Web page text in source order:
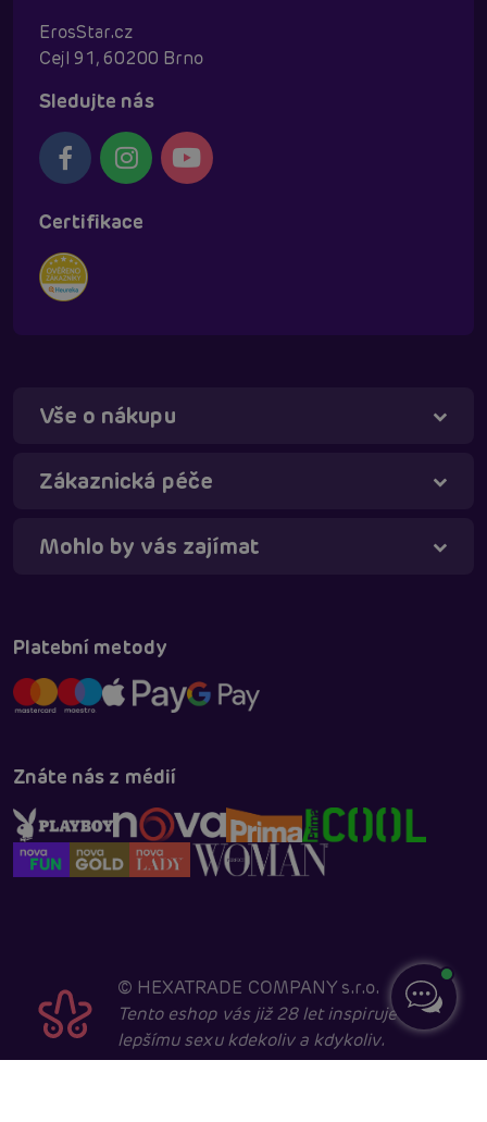
ErosStar.cz
Cejl 91, 60200 Brno
Sledujte nás
Certifikace
Vše o nákupu
Zákaznická péče
Mohlo by vás zajímat
Platební metody
Znáte nás z médií
© HEXATRADE COMPANY s.r.o.
Tento eshop vás již 28 let inspiruje k
lepšímu sexu kdekoliv a kdykoliv.
Táňa - virtuální asistentka